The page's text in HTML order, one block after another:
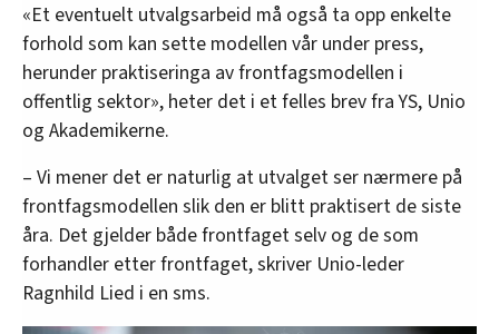
«Et eventuelt utvalgsarbeid må også ta opp enkelte
forhold som kan sette modellen vår under press,
herunder praktiseringa av frontfagsmodellen i
offentlig sektor», heter det i et felles brev fra YS, Unio
og Akademikerne.
– Vi mener det er naturlig at utvalget ser nærmere på
frontfagsmodellen slik den er blitt praktisert de siste
åra. Det gjelder både frontfaget selv og de som
forhandler etter frontfaget, skriver Unio-leder
Ragnhild Lied i en sms.